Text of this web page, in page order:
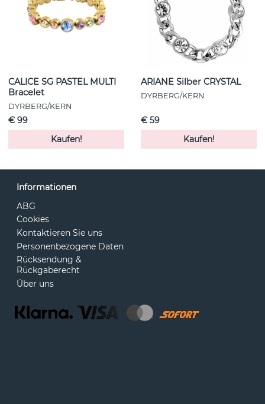
CALICE SG PASTEL MULTI
Bracelet
DYRBERG/KERN
€ 99
Kaufen!
ARIANE Silber CRYSTAL
DYRBERG/KERN
€ 59
Kaufen!
Informationen
ABG
Cookies
Kontaktieren Sie uns
Personenbezogene Daten
Rücksendung &
Rückgaberecht
Über uns